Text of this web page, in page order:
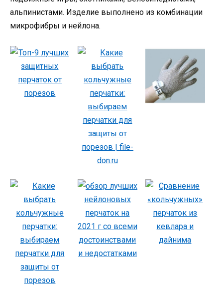
альпинистами. Изделие выполнено из комбинации
микрофибры и нейлона.